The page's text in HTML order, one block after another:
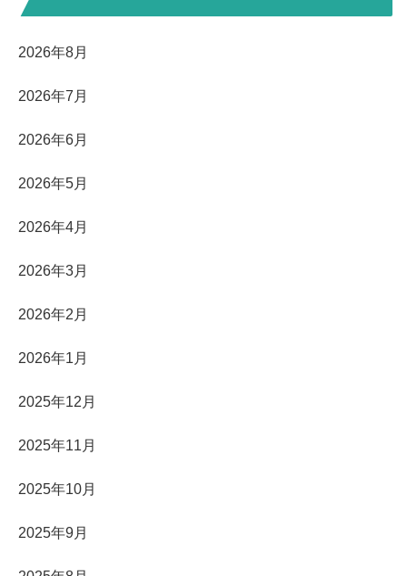
2026年8月
2026年7月
2026年6月
2026年5月
2026年4月
2026年3月
2026年2月
2026年1月
2025年12月
2025年11月
2025年10月
2025年9月